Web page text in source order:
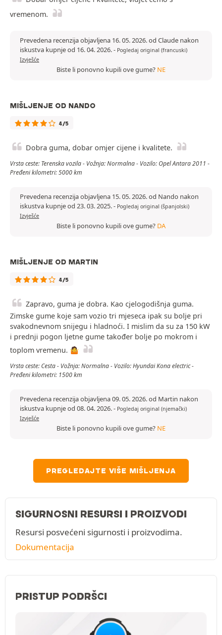
vremenom.
Prevedena recenzija objavljena 16. 05. 2026. od Claude nakon
iskustva kupnje od 16. 04. 2026.- Pogledaj original (francuski)
Izvješće
Biste li ponovno kupili ove gume? NE
MIŠLJENJE OD NANDO
4/5
Dobra guma, dobar omjer cijene i kvalitete.
Vrsta ceste: Terenska vozila - Vožnja: Normalna - Vozilo: Opel Antara 2011 -
Pređeni kilometri: 5000 km
Prevedena recenzija objavljena 15. 05. 2026. od Nando nakon
iskustva kupnje od 23. 03. 2025.- Pogledaj original (španjolski)
Izvješće
Biste li ponovno kupili ove gume? DA
MIŠLJENJE OD MARTIN
4/5
Zapravo, guma je dobra. Kao cjelogodišnja guma.
Zimske gume koje sam vozio tri mjeseca ipak su bolje pri
svakodnevnom snijegu i hladnoći. I mislim da su za 150 kW
i prednji pogon ljetne gume također bolje po mokrom i
toplom vremenu. 🤷
Vrsta ceste: Cesta - Vožnja: Normalna - Vozilo: Hyundai Kona electric -
Pređeni kilometri: 1500 km
Prevedena recenzija objavljena 09. 05. 2026. od Martin nakon
iskustva kupnje od 08. 04. 2026.- Pogledaj original (njemački)
Izvješće
Biste li ponovno kupili ove gume? NE
PREGLEDAJTE VIŠE MIŠLJENJA
SIGURNOSNI RESURSI I PROIZVODI
Resursi posvećeni sigurnosti i proizvodima.
Dokumentacija
PRISTUP PODRŠCI